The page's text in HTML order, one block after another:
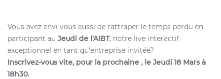
Vous avez envi vous aussi de rattraper le temps perdu en
participant au Jeudi de l'AIBT, notre live interactif
exceptionnel en tant qu'entreprise invitée?
Inscrivez-vous vite, pour la prochaine , le Jeudi 18 Mars à
18h30.